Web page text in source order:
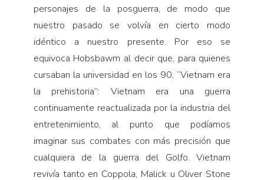
personajes de la posguerra, de modo que
nuestro pasado se volvía en cierto modo
idéntico a nuestro presente. Por eso se
equivoca Hobsbawm al decir que, para quienes
cursaban la universidad en los 90, “Vietnam era
la prehistoria”: Vietnam era una guerra
continuamente reactualizada por la industria del
entretenimiento, al punto que podíamos
imaginar sus combates con más precisión que
cualquiera de la guerra del Golfo. Vietnam
revivía tanto en Coppola, Malick u Oliver Stone